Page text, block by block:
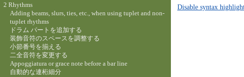
Disable syntax
2 Rhythms
Adding beams, slurs, ties, etc., when using tuplet and non-
tuplet rhythms
ドラム パートを追加する
装飾音符のスペースを調整する
小節番号を揃える
二全音符を変更する
Appoggiatura or grace note before a bar line
自動的な連桁細分